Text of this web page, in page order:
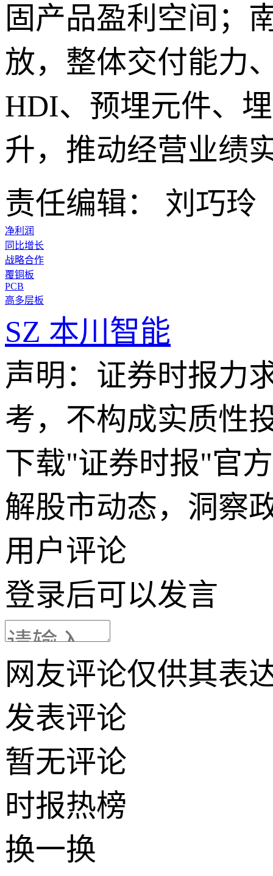
固产品盈利空间；
放，整体交付能力
HDI、预埋元件、
升，推动经营业绩
责任编辑： 刘巧玲
净利润
同比增长
战略合作
覆铜板
PCB
高多层板
SZ 本川智能
声明：证券时报力
考，不构成实质性
下载"证券时报"官
解股市动态，洞察
用户评论
登录后可以发言
网友评论仅供其表
发表评论
暂无评论
时报热榜
换一换